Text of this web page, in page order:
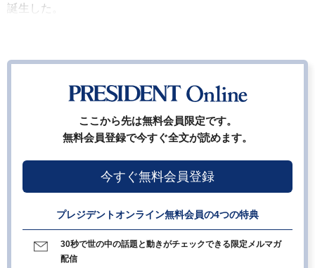
誕生した。
ここから先は無料会員限定です。
無料会員登録で今すぐ全文が読めます。
今すぐ無料会員登録
プレジデントオンライン無料会員の4つの特典
30秒で世の中の話題と動きがチェックできる限定メルマガ
配信